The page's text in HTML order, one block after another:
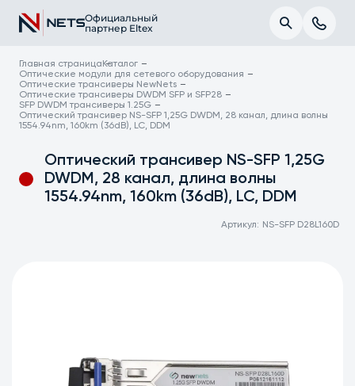
Официальный
партнер Eltex
Главная страница Каталог
Оптические модули для сетевого оборудования
Оптические трансиверы NewNets
Оптические трансиверы DWDM SFP и SFP28
SFP DWDM трансиверы 1.25G
Оптический трансивер NS-SFP 1,25G DWDM, 28 канал, длина волны
1554.94nm, 160km (36dB), LC, DDM
Оптический трансивер NS-SFP 1,25G
DWDM, 28 канал, длина волны
1554.94nm, 160km (36dB), LC, DDM
Артикул: NS-SFP D28L160D